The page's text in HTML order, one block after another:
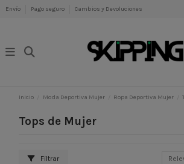
Envío Pago seguro Cambios y Devoluciones
Inicio Moda Deportiva Mujer Ropa Deportiva Mujer
Tops de Mujer
Filtrar